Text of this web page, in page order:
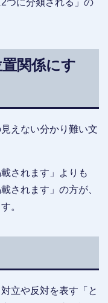
つに分類される」の
関係にす
えない分かり難い文
されます」よりも
されます」の方が、
。
立や反対を表す「と